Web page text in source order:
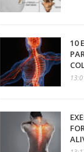
10